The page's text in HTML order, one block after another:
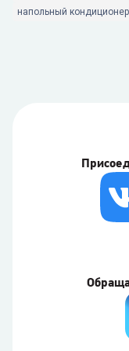
напольный